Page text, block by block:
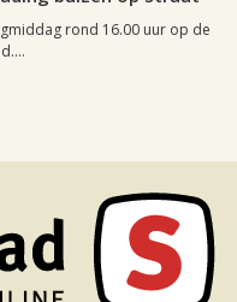
rond 16.00 uur op de